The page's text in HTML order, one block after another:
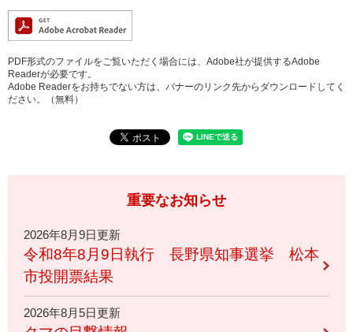
PDF形式のファイルをご覧いただく場合には、Adobe社が提供するAdobe
Readerが必要です。
Adobe Readerをお持ちでない方は、バナーのリンク先からダウンロードしてく
ださい。（無料）
重要なお知らせ
2026年8月9日更新
令和8年8月9日執行 長野県知事選挙 松本
市投開票結果
2026年8月5日更新